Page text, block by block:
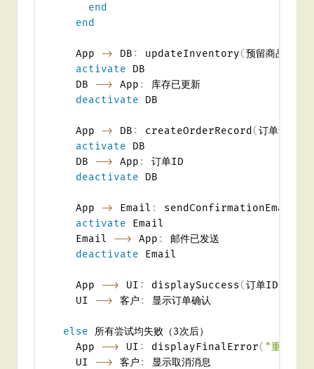
end
end
  App
-> DB : updateInventory(预留商品
activate DB
  DB
--> App :
库存已更新
deactivate DB
  App
-> DB : createOrderRecord (订单详情
activate DB
  DB
--> App :
订单ID
deactivate DB
  App
-> Email : sendConfirmationEmail
activate Email
  Email
--> App :
邮件已发送
deactivate Email
  App
--> UI : displaySuccess(订单ID
  UI
--> 客户 : 显示订单确认
else 所有尝试均失败（3次后）
  App
--> UI : displayFinalError( "重试后支
  UI
--> 客户 :